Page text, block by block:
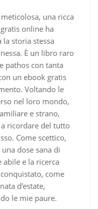
una ricca
online ha
storia stessa
È un libro raro
pathos con tanta
un ebook gratis
Voltando le
nel loro mondo,
e strano,
ricordare del tutto
Come scettico,
dose sana di
e la ricerca
come
d’estate,
le mie paure.